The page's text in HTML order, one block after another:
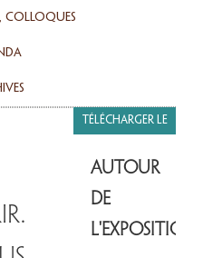
colloques
Télécharger le
Autour
de
l'exposition